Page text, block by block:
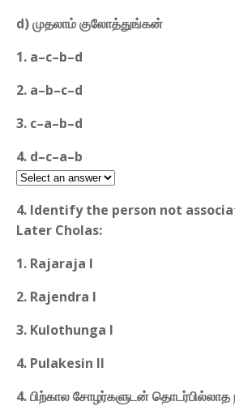
d) முதலாம் குலோத்துங்கன்
1. a–c–b–d
2. a–b–c–d
3. c–a–b–d
4. d–c–a–b
4. Identify the person not
Later Cholas:
1. Rajaraja I
2. Rajendra I
3. Kulothunga I
4. Pulakesin II
4. பிற்கால சோழர்களுடன்